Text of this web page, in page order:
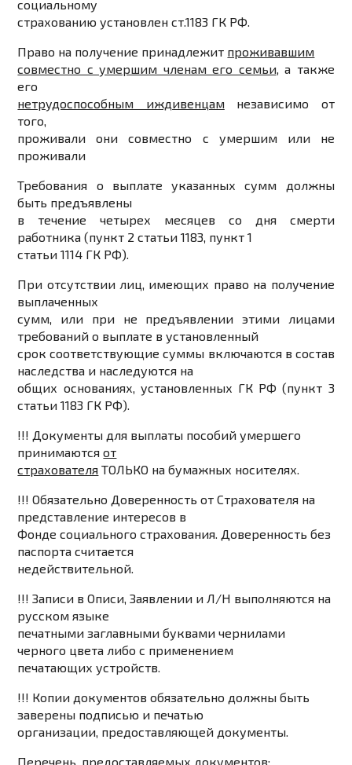
социальному
страхованию установлен ст.1183 ГК РФ.
Право на получение принадлежит проживавшим
совместно с умершим членам его семьи, а также
его
нетрудоспособным иждивенцамнезависимо от
того,
проживали они совместно с умершим или не
проживали
Требования о выплате указанных сумм должны
быть предъявлены
в течение четырех месяцев со дня смерти
работника (пункт 2 статьи 1183, пункт 1
статьи 1114 ГК РФ).
При отсутствии лиц, имеющих право на получение
выплаченных
сумм, или при не предъявлении этими лицами
требований о выплате в установленный
срок соответствующие суммы включаются в состав
наследства и наследуются на
общих основаниях, установленных ГК РФ (пункт 3
статьи 1183 ГК РФ).
!!! Документы для выплаты пособий умершего
принимаютсяот
страхователя ТОЛЬКО на бумажных носителях.
!!! Обязательно Доверенность от Страхователя на
представление интересов в
Фонде социального страхования. Доверенность без
паспорта считается
недействительной.
!!! Записи в Описи, Заявлении и Л/Н выполняются на
русском языке
печатными заглавными буквами чернилами
черного цвета либо с применением
печатающих устройств.
!!! Копии документов обязательно должны быть
заверены подписью и печатью
организации, предоставляющей документы.
Перечень, предоставляемых документов: